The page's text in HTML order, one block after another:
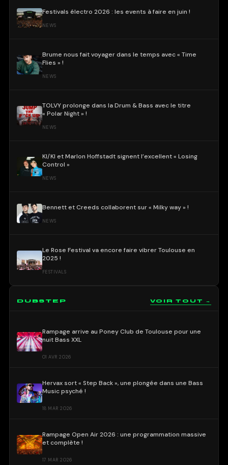
Festivals électro 2026 : les events à faire en juin !
NEWS
Brume nous fait voyager dans le temps avec « Time
Flies » !
NEWS
TOLVY prolonge dans la Drum & Bass avec le titre
« Polar Night » !
NEWS
KI/KI et Marlon Hoffstadt signent l’excellent « Losing
Control »
NEWS
Bennett et Creeds collaborent sur « Milky way » !
NEWS
Le Rose Festival va encore faire vibrer Toulouse en
2025 !
FESTIVALS
DUBSTEP VOIR TOUT →
Rampage arrive au Poney Club de Toulouse pour une
nuit Bass XXL
01 AVR 2026
Hervax sort « Step Back », une plongée dans une Bass
Music psyché !
18 MAR 2026
Rampage Open Air 2026 : une programmation massive
et complète !
17 MAR 2026